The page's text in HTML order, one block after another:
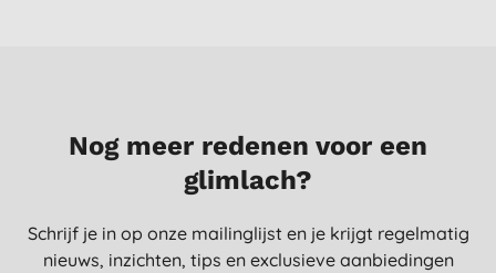
Zeer goeie luiers! Sluiten beter aan dan Pampers. Fijn dat ze
veel ecologischer zijn. De indicatiestrip voor urine is ook handig,
H., Gent
Nog meer redenen voor een
glimlach?
Schrijf je in op onze mailinglijst en je krijgt regelmatig
nieuws, inzichten, tips en exclusieve aanbiedingen